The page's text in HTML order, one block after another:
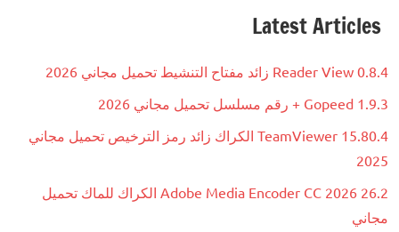
Latest Articles
Reader View 0.8.4 زائد مفتاح التنشيط تحميل مجاني 2026
Gopeed 1.9.3 + رقم مسلسل تحميل مجاني 2026
TeamViewer 15.80.4 الكراك زائد رمز الترخيص تحميل مجاني
2025
Adobe Media Encoder CC 2026 26.2 الكراك للماك تحميل
مجاني